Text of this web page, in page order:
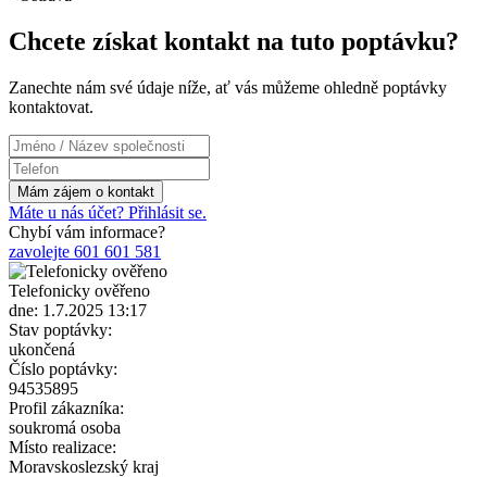
Chcete získat kontakt na tuto poptávku?
Zanechte nám své údaje níže, ať vás můžeme ohledně poptávky
kontaktovat.
Máte u nás účet? Přihlásit se.
Chybí vám informace?
zavolejte 601 601 581
Telefonicky ověřeno
dne: 1.7.2025 13:17
Stav poptávky:
ukončená
Číslo poptávky:
94535895
Profil zákazníka:
soukromá osoba
Místo realizace:
Moravskoslezský kraj